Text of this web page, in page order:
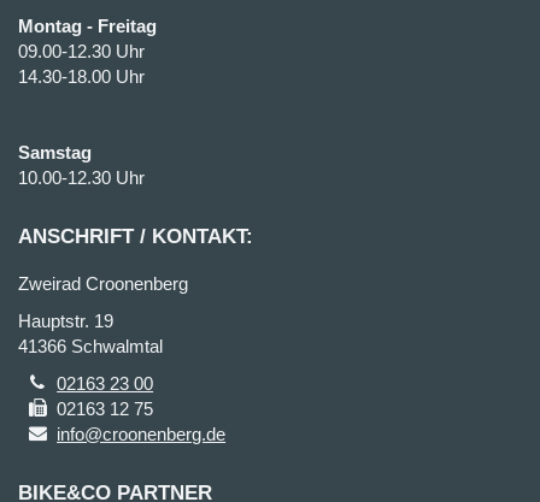
Montag - Freitag
09.00-12.30 Uhr
14.30-18.00 Uhr
Samstag
10.00-12.30 Uhr
ANSCHRIFT / KONTAKT:
Zweirad Croonenberg
Hauptstr. 19
41366 Schwalmtal
02163 23 00
02163 12 75
info@croonenberg.de
BIKE&CO PARTNER